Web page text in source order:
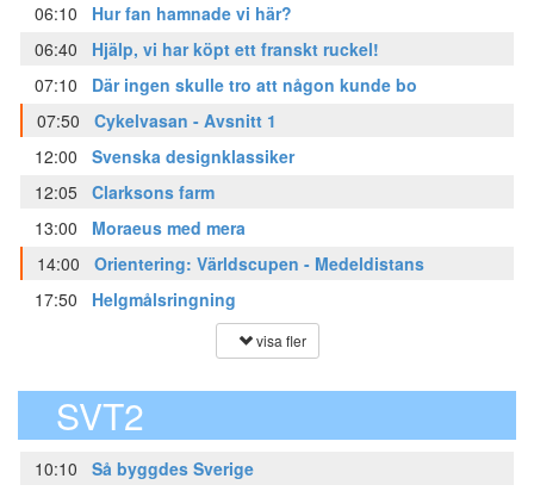
06:10
Hur fan hamnade vi här?
06:40
Hjälp, vi har köpt ett franskt ruckel!
07:10
Där ingen skulle tro att någon kunde bo
07:50
Cykelvasan - Avsnitt 1
12:00
Svenska designklassiker
12:05 Clarksons farm
13:00
Moraeus med mera
14:00
Orientering: Världscupen - Medeldistans
17:50
Helgmålsringning
visa fler
SVT2
10:10
Så byggdes Sverige